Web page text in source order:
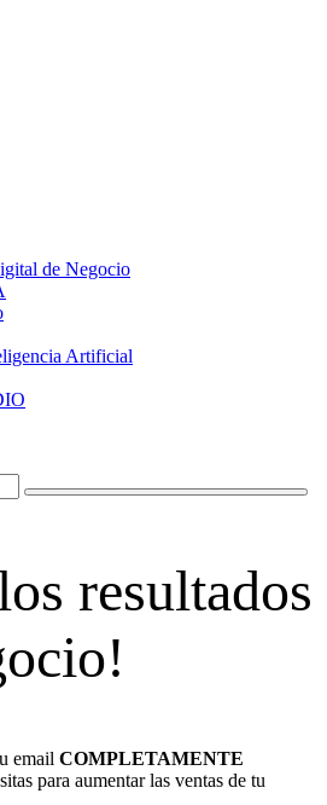
de Negocio
Artificial
resultados
email COMPLETAMENTE
para aumentar las ventas de tu